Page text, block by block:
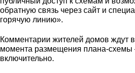
обратную связь через сайт и
горячую линию».
Комментарии жителей домов ждут
момента размещения плана-схемы
включительно.